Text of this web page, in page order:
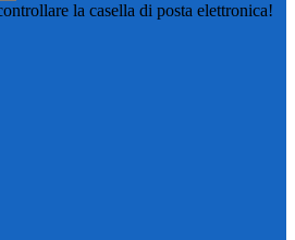
la casella di posta elettronica!